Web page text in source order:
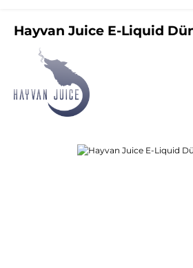
Hayvan Juice E-Liquid
Bildergalerie überspringen